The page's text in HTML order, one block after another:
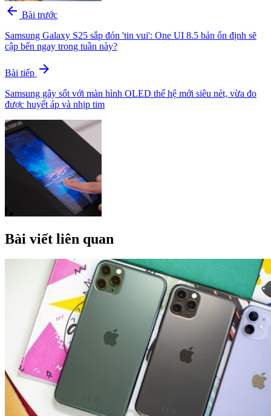
arrow_back Bài trước
Samsung Galaxy S25 sắp đón 'tin vui': One UI 8.5 bản ổn định sẽ
cập bến ngay trong tuần này?
Bài tiếp arrow_forward
Samsung gây sốt với màn hình OLED thế hệ mới siêu nét, vừa đo
được huyết áp và nhịp tim
Bài viết liên quan